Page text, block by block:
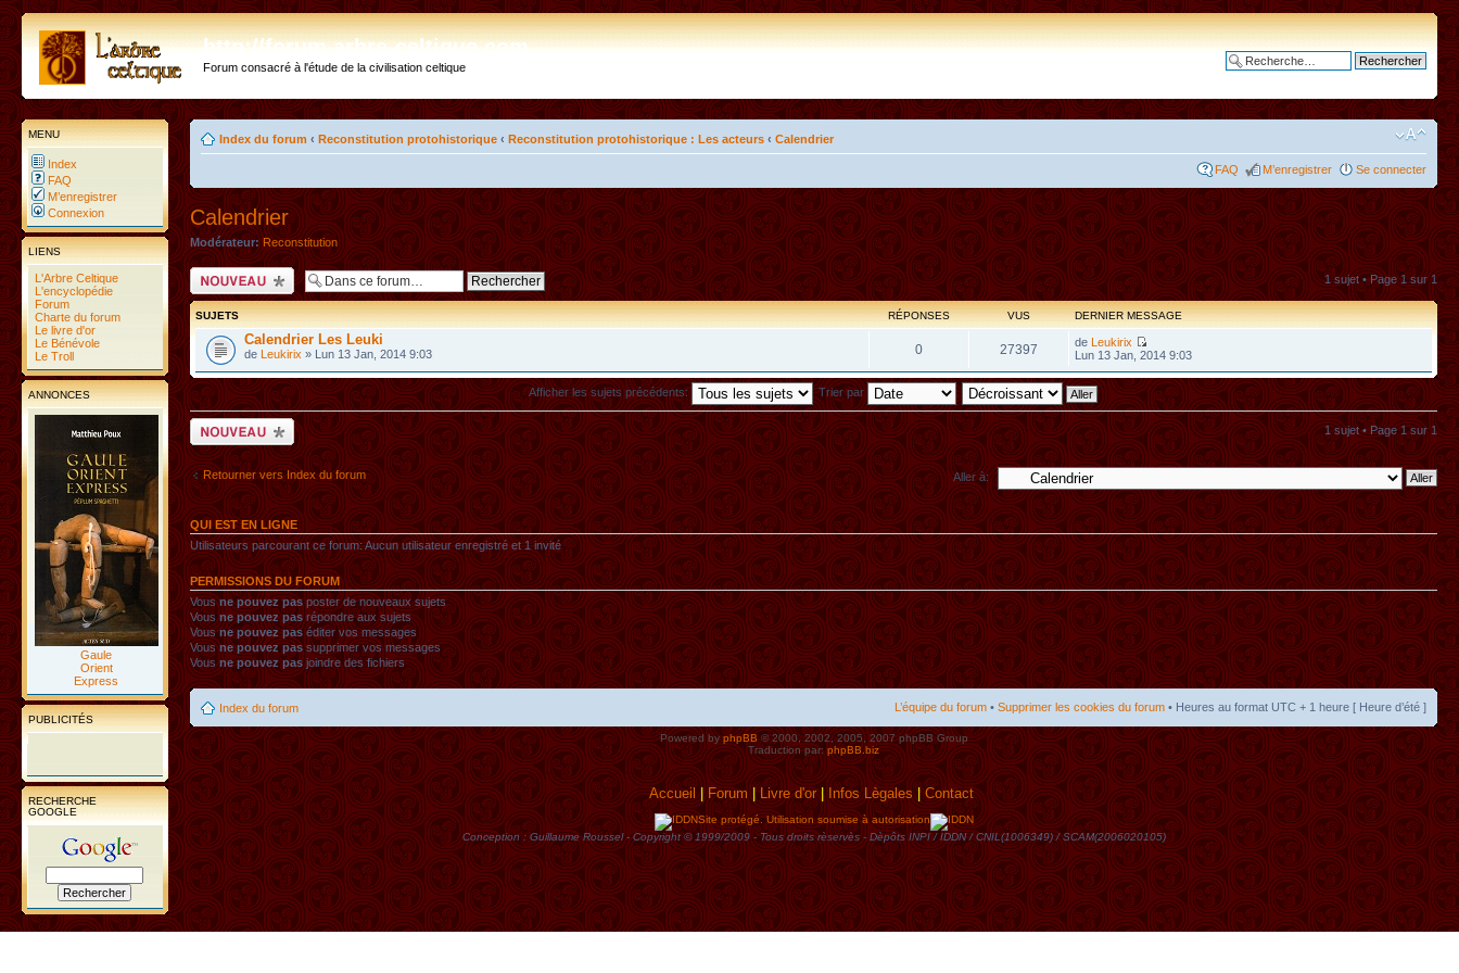
http://forum.arbre-celtique.com
Forum consacré à l'étude de la civilisation celtique
MENU
Index
FAQ
M’enregistrer
Connexion
LIENS
L'Arbre Celtique
L'encyclopédie
Forum
Charte du forum
Le livre d'or
Le Bénévole
Le Troll
ANNONCES
Gaule
Orient
Express
PUBLICITÉS
RECHERCHE
GOOGLE
Index du forum ‹ Reconstitution protohistorique ‹ Reconstitution protohistorique : Les acteurs ‹ Calendrier
FAQ M’enregistrer Se connecter
Calendrier
Modérateur: Reconstitution
Ecrire un nouveau
sujet
1 sujet • Page1sur1
SUJETS RÉPONSES VUS DERNIER MESSAGE
Calendrier Les Leuki
de Leukirix » Lun 13 Jan, 2014 9:03 0 27397 de Leukirix
Lun 13 Jan, 2014 9:03
Afficher les sujets précédents: Trier par
Ecrire un nouveau
sujet
1 sujet • Page1sur1
Retourner vers Index du forum Aller à:
QUI EST EN LIGNE
Utilisateurs parcourant ce forum: Aucun utilisateur enregistré et 1 invité
PERMISSIONS DU FORUM
Vousne pouvez pasposter de nouveaux sujets
Vousne pouvez pasrépondre aux sujets
Vousne pouvez paséditer vos messages
Vousne pouvez passupprimer vos messages
Vousne pouvez pasjoindre des fichiers
Index du forum L’équipe du forum • Supprimer les cookies du forum • Heures au format UTC + 1 heure [ Heure d’été ]
Powered byphpBB© 2000, 2002, 2005, 2007 phpBB Group
Traduction par: phpBB.biz
Accueil|Forum|Livre d'or| Infos Lègales|Contact
Site protégé. Utilisation soumise à autorisation
Conception : Guillaume Roussel - Copyright © 1999/2009 - Tous droits rèservès - Dèpôts INPI / IDDN / CNIL(1006349) / SCAM(2006020105)